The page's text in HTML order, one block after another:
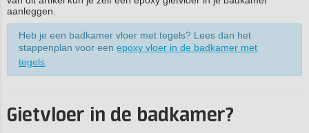
aanleggen.
Heb je een badkamer vloer met tegels? Lees dan het
stappenplan voor een epoxy vloer in de badkamer met
tegels
Gietvloer in de badkamer?